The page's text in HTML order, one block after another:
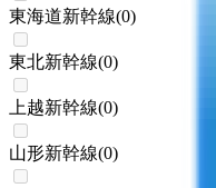
東海道新幹線(0)
東北新幹線(0)
上越新幹線(0)
山形新幹線(0)